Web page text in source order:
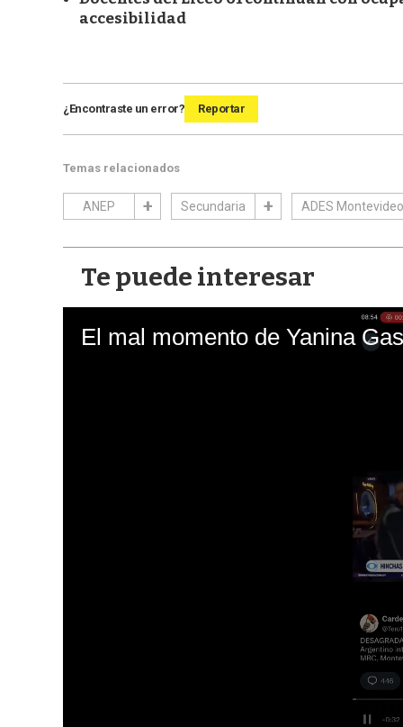
accesibilidad
¿Encontraste un error? Reportar
Temas relacionados
ANEP Secundaria ADES Montevideo
Te puede interesar